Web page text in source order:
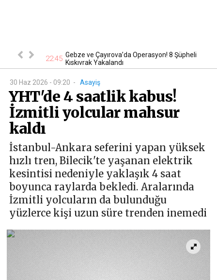
hayatını 22:45 Gebze ve Çayırova’da Operasyon! 8 Şüpheli
Kıskıvrak Yakalandı
30 Haz 2026 - 09:20 - Asayiş
YHT'de 4 saatlik kabus!
İzmitli yolcular mahsur
kaldı
İstanbul-Ankara seferini yapan yüksek
hızlı tren, Bilecik'te yaşanan elektrik
kesintisi nedeniyle yaklaşık 4 saat
boyunca raylarda bekledi. Aralarında
İzmitli yolcuların da bulunduğu
yüzlerce kişi uzun süre trenden inemedi